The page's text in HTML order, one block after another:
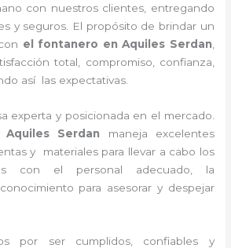
con nuestros clientes, entregando
y seguros. El propósito de brindar un
el fontanero enAquiles Serdan
total, compromiso, confianza,
así las expectativas.
experta y posicionada en el mercado.
Aquiles Serdan maneja excelentes
y materiales para llevar a cabo los
con el personal adecuado, la
para asesorar y despejar
por ser cumplidos, confiables y